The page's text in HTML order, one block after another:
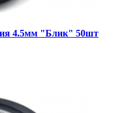
4.5мм "Блик" 50шт